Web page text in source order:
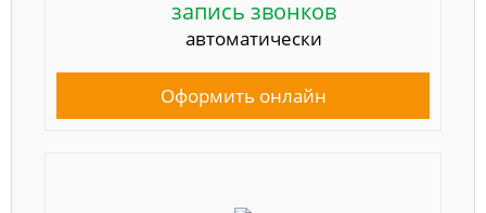
запись звонков
автоматически
Оформить онлайн